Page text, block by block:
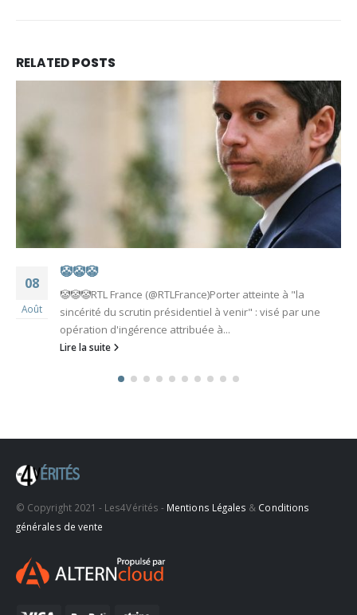
RELATEDPOSTS
08
Août
🤡🤡🤡
🤡🤡🤡RTL France (@RTLFrance)Porter atteinte à "la
sincérité du scrutin présidentiel à venir" : visé par une
opération d'ingérence attribuée à...
Lire la suite
© Copyright 2021 - Les4Vérités - Mentions Légales & Conditions
générales de vente